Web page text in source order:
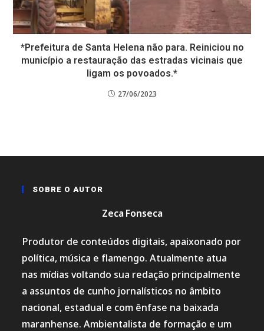
*Prefeitura de Santa Helena não para. Reiniciou no
município a restauração das estradas vicinais que
ligam os povoados.*
27/06/2023
SOBRE O AUTOR
Zeca Fonseca
Produtor de conteúdos digitais, apaixonado por
política, música e flamengo. Atualmente atua
nas mídias voltando sua redação principalmente
a assuntos de cunho jornalísticos no âmbito
nacional, estadual e com ênfase na baixada
maranhense. Ambientalista de formação e um